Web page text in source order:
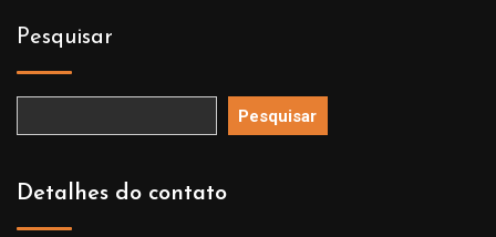
Pesquisar
Pesquisar
Detalhes do contato